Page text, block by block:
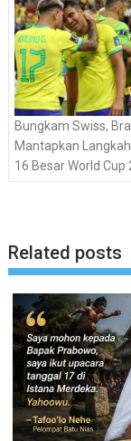
Bungkam Swiss,
Mantapkan
16 Besar World Cup
Related posts